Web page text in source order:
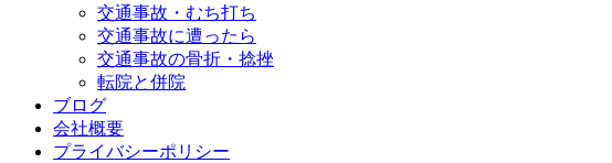
交通事故・むち打ち
交通事故に遭ったら
交通事故の骨折・捻挫
転院と併院
ブログ
会社概要
プライバシーポリシー